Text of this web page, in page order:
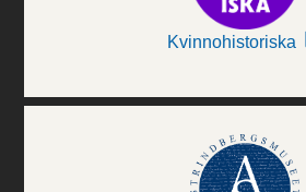
Kvinnohistoriska